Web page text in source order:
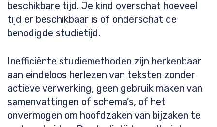
beschikbare tijd. Je kind overschat hoeveel
tijd er beschikbaar is of onderschat de
benodigde studietijd.
Inefficiënte studiemethoden zijn herkenbaar
aan eindeloos herlezen van teksten zonder
actieve verwerking, geen gebruik maken van
samenvattingen of schema’s, of het
onvermogen om hoofdzaken van bijzaken te